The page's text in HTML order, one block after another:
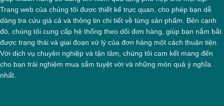
Trang web của chúng tôi được thiết kế trực quan, cho phép bạn dễ
dàng tra cứu giá cả và thông tin chi tiết về từng sản phẩm. Bên cạnh
đó, chúng tôi cung cấp hệ thống theo dõi đơn hàng, giúp bạn nắm bắt
được trạng thái và giai đoạn xử lý của đơn hàng một cách thuận tiện.
Với dịch vụ chuyên nghiệp và tận tâm, chúng tôi cam kết mang đến
cho bạn trải nghiệm mua sắm tuyệt vời và những món quà ý nghĩa
nhất.